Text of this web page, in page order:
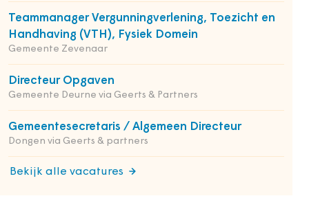
Teammanager Vergunningverlening, Toezicht en
Handhaving (VTH), Fysiek Domein
Gemeente Zevenaar
Directeur Opgaven
Gemeente Deurne via Geerts & Partners
Gemeentesecretaris / Algemeen Directeur
Dongen via Geerts & partners
Bekijk alle vacatures